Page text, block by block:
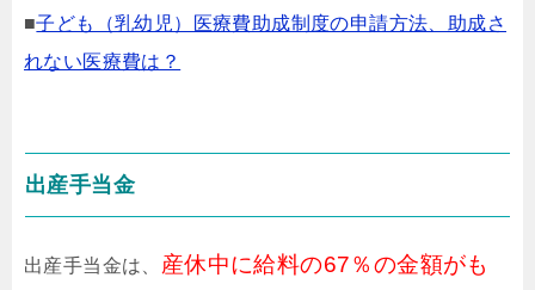
■子ども（乳幼児）医療費助成制度の申請方法、助成さ
れない医療費は？
出産手当金
出産手当金は、 産休中に給料の67％の金額がも